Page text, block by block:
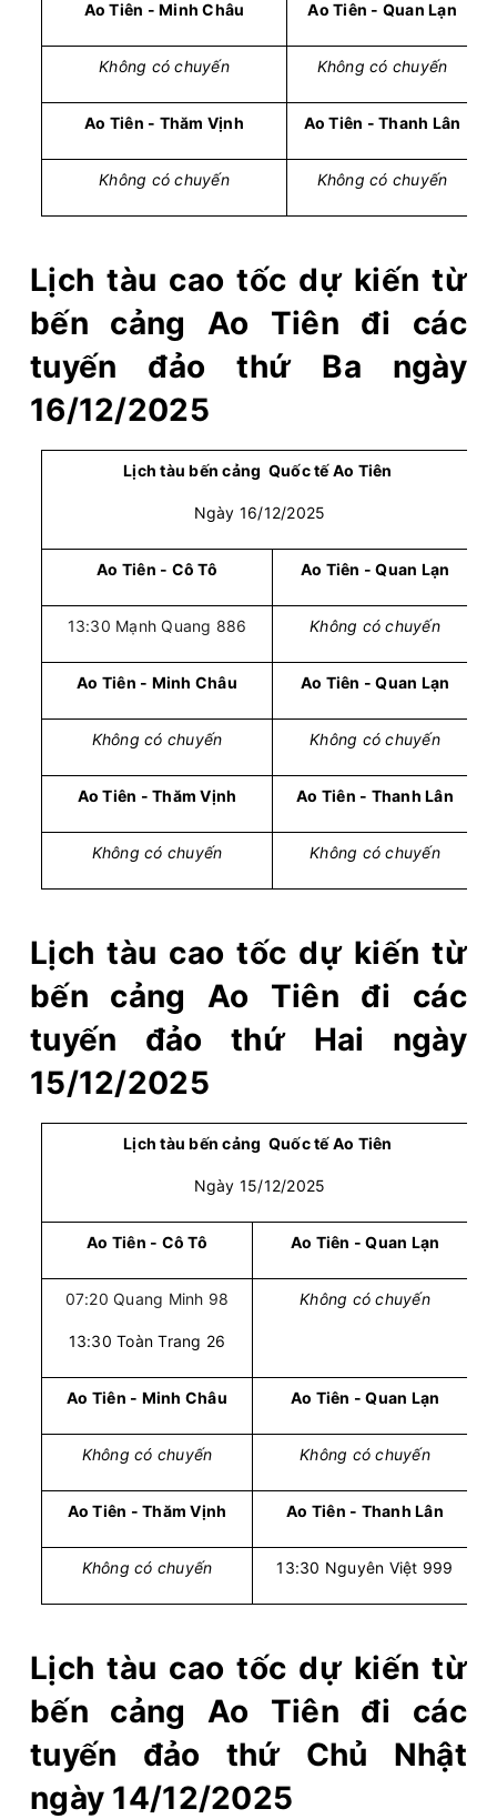
Ao Tiên - Minh Châu Ao Tiên - Quan Lạn
Không có chuyến Không có chuyến
Ao Tiên - Thăm Vịnh Ao Tiên - Thanh Lân
Không có chuyến Không có chuyến
Lịch tàu cao tốc dự kiến từ
bến cảng Ao Tiên đi các
tuyến đảo thứ Ba ngày
16/12/2025
Lịch tàu bến cảng Quốc tế Ao Tiên
Ngày 16/12/2025
Ao Tiên - Cô Tô Ao Tiên - Quan Lạn
13:30 Mạnh Quang 886 Không có chuyến
Ao Tiên - Minh Châu Ao Tiên - Quan Lạn
Không có chuyến Không có chuyến
Ao Tiên - Thăm Vịnh Ao Tiên - Thanh Lân
Không có chuyến Không có chuyến
Lịch tàu cao tốc dự kiến từ
bến cảng Ao Tiên đi các
tuyến đảo thứ Hai ngày
15/12/2025
Lịch tàu bến cảng Quốc tế Ao Tiên
Ngày 15/12/2025
Ao Tiên - Cô Tô Ao Tiên - Quan Lạn
07:20 Quang Minh 98
13:30 Toàn Trang 26
Không có chuyến
Ao Tiên - Minh Châu Ao Tiên - Quan Lạn
Không có chuyến Không có chuyến
Ao Tiên - Thăm Vịnh Ao Tiên - Thanh Lân
Không có chuyến 13:30 Nguyên Việt 999
Lịch tàu cao tốc dự kiến từ
bến cảng Ao Tiên đi các
tuyến đảo thứ Chủ Nhật
ngày 14/12/2025